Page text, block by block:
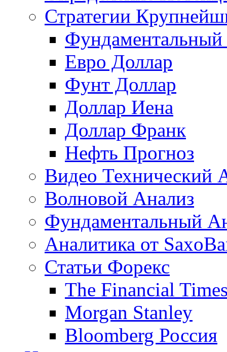
Стратегии
Евро Доллар
Фунт Доллар
Доллар Иена
Доллар Франк
Нефть Прогноз
Видео Технический
Волновой Анализ
Фундаментальный
Аналитика от
Статьи Форекс
The Financial
Morgan Stanley
Bloomberg Россия